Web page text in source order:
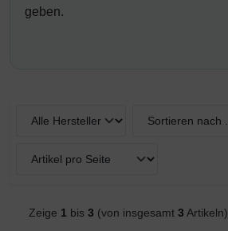
geben.
Zeige 1 bis3 (von insgesamt3 Artikeln)